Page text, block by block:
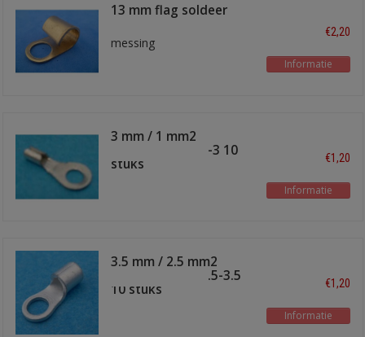
13 mm flag soldeer
messing
€2,20
Informatie
3 mm / 1 mm2
soldeeroog TI-1-3 10
stuks
€1,20
Informatie
3.5 mm / 2.5 mm2
soldeeroog TI-2.5-3.5
10 stuks
€1,20
Informatie